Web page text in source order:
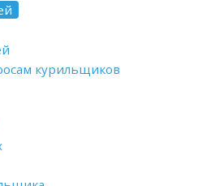
курильщиков